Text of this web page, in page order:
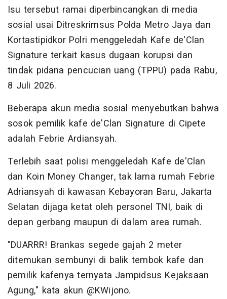
Isu tersebut ramai diperbincangkan di media
sosial usai Ditreskrimsus Polda Metro Jaya dan
Kortastipidkor Polri menggeledah Kafe de'Clan
Signature terkait kasus dugaan korupsi dan
tindak pidana pencucian uang (TPPU) pada Rabu,
8 Juli 2026.
Beberapa akun media sosial menyebutkan bahwa
sosok pemilik kafe de'Clan Signature di Cipete
adalah Febrie Ardiansyah.
Terlebih saat polisi menggeledah Kafe de'Clan
dan Koin Money Changer, tak lama rumah Febrie
Adriansyah di kawasan Kebayoran Baru, Jakarta
Selatan dijaga ketat oleh personel TNI, baik di
depan gerbang maupun di dalam area rumah.
"DUARRR! Brankas segede gajah 2 meter
ditemukan sembunyi di balik tembok kafe dan
pemilik kafenya ternyata Jampidsus Kejaksaan
Agung," kata akun @KWijono.